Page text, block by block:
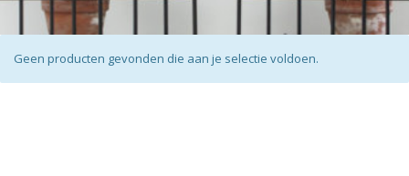
Geen producten gevonden die aan je selectie voldoen.